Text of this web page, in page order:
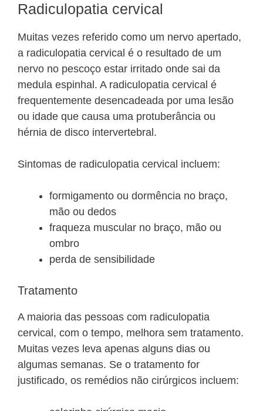
Radiculopatia cervical
Muitas vezes referido como um nervo apertado,
a radiculopatia cervical é o resultado de um
nervo no pescoço estar irritado onde sai da
medula espinhal. A radiculopatia cervical é
frequentemente desencadeada por uma lesão
ou idade que causa uma protuberância ou
hérnia de disco intervertebral.
Sintomas de radiculopatia cervical incluem:
formigamento ou dormência no braço,
mão ou dedos
fraqueza muscular no braço, mão ou
ombro
perda de sensibilidade
Tratamento
A maioria das pessoas com radiculopatia
cervical, com o tempo, melhora sem tratamento.
Muitas vezes leva apenas alguns dias ou
algumas semanas. Se o tratamento for
justificado, os remédios não cirúrgicos incluem: